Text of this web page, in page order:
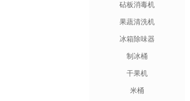
砧板消毒机
果蔬清洗机
冰箱除味器
制冰桶
干果机
米桶